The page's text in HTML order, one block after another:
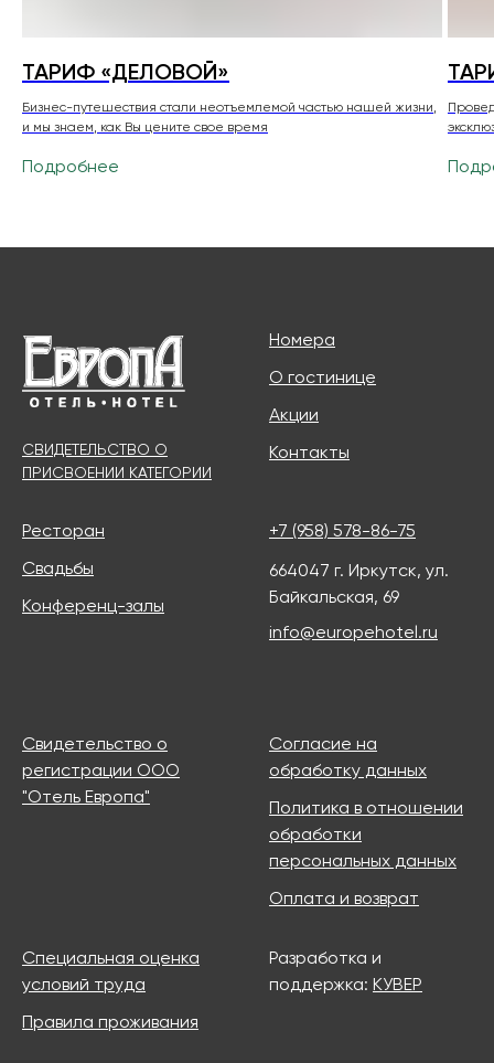
ТАРИФ «ДЕЛОВОЙ»
Бизнес-путешествия стали неотъемлемой частью нашей жизни,
и мы знаем, как Вы цените свое время
Подробнее
СВИДЕТЕЛЬСТВО О
ПРИСВОЕНИИ КАТЕГОРИИ
Номера
О гостинице
Акции
Контакты
Ресторан
Свадьбы
Конференц-залы
+7 (958) 578-86-75
664047 г. Иркутск, ул.
Байкальская, 69
info@europehotel.ru
Свидетельство о
регистрации ООО
"Отель Европа"
Согласие на
обработку данных
Политика в отношении
обработки
персональных данных
Оплата и возврат
Специальная оценка
условий труда
Правила проживания
Разработка и
поддержка: КУВЕР